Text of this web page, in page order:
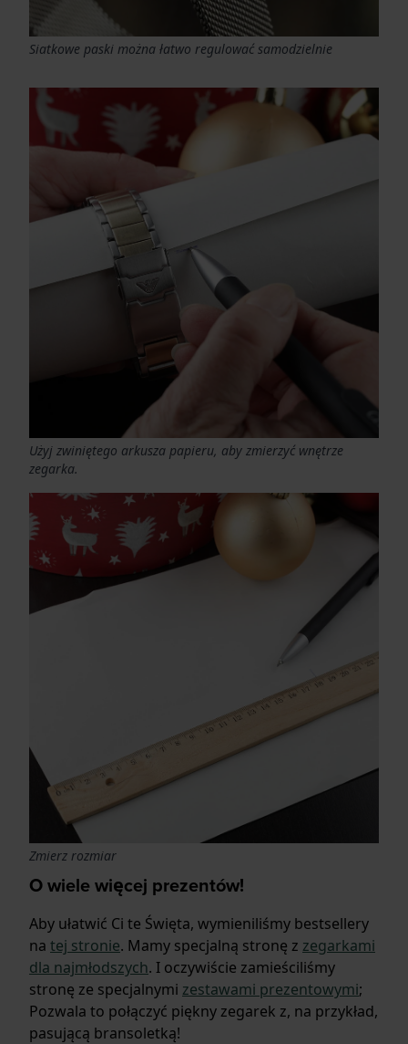
Siatkowe paski można łatwo regulować samodzielnie
Użyj zwiniętego arkusza papieru, aby zmierzyć wnętrze
zegarka.
Zmierz rozmiar
O wiele więcej prezentów!
Aby ułatwić Ci te Święta, wymieniliśmy bestsellery
na tej stronie. Mamy specjalną stronę z zegarkami
dla najmłodszych. I oczywiście zamieściliśmy
stronę ze specjalnymi zestawami prezentowymi;
Pozwala to połączyć piękny zegarek z, na przykład,
pasującą bransoletką!